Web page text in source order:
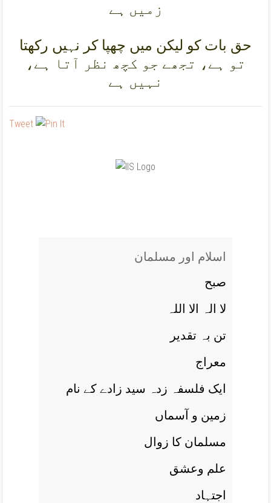
زميں ہے
حق بات کو ليکن ميں چھپا کر نہيں رکھتا
تو ہے، تجھے جو کچھ نظر آتا ہے،
نہيں ہے
Tweet
اسلام اور مسلمان
صبح
لا الہ الا اللہ
تن بہ تقدير
معراج
ايک فلسفہ زدہ سيد زادے کے نام
زمين و آسماں
مسلمان کا زوال
علم وعشق
اجتہاد